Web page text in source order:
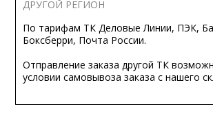
ДРУГОЙ РЕГИОН
По тарифам ТК Деловые Линии, ПЭК,
Боксберри, Почта России.
Отправление заказа другой ТК
условии самовывоза заказа с нашего